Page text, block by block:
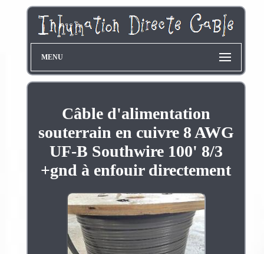
MENU
Câble d'alimentation
souterrain en cuivre 8 AWG
UF-B Southwire 100' 8/3
+gnd à enfouir directement